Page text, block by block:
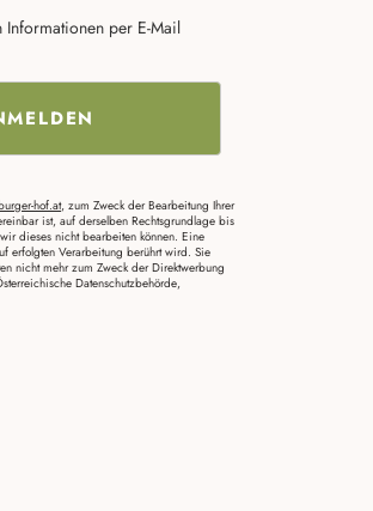
per E-Mail
hof.at, zum Zweck der Bearbeitung Ihrer
ist, auf derselben Rec­htsgrundlage bis
dieses nicht bearbeiten können. Eine
erfolgten Verarbeitung berührt wird. Sie
nicht mehr zum Zweck der Direktwerbung
Datenschutzbehörde,